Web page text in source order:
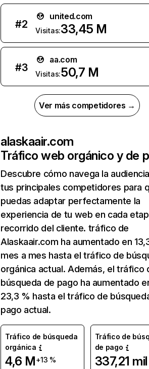
#2
united.com
Visitas:33,45 M
#3
aa.com
Visitas:50,7 M
Ver más competidores →
alaskaair.com
Tráfico web orgánico y de
Descubre cómo navega la
tus principales competidores para
puedas adaptar perfectamente la
experiencia de tu web en cada
recorrido del cliente. tráfico de
Alaskaair.com ha aumentado en
mes a mes hasta el tráfico de
orgánica actual. Además, el tráfico
búsqueda de pago ha aumentado
23,3 % hasta el tráfico de
pago actual.
Tráfico de búsqueda
orgánica
4,6 M+13 %
Tráfico de
de pago
337,21 mil